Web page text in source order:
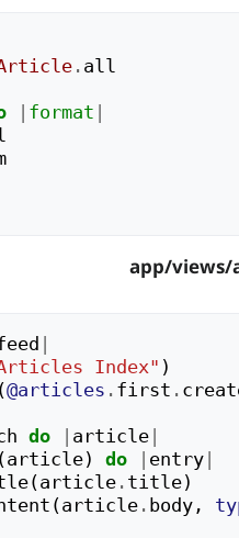
. all
format
|
Index" )
(@articles . first .
do | article|
article) do | entry|
(article. title)
(article. body,